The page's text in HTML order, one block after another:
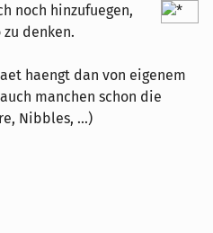
noch hinzufuegen,
denken.
haengt dan von eigenem
manchen schon die
Nibbles, ...)